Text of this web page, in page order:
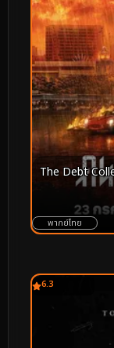
The Debt
พากย์ไทย
6.3